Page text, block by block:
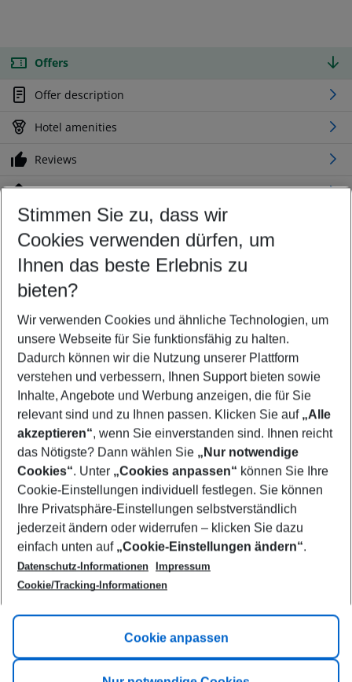
Offers
Offer description
Hotel amenities
Reviews
Location
Customize your offer
Find the perfect deal which suits your best
Your departure airport
Any airport
Select your date range
08/08/26–06/08/27 5-8 nights
Who will travel
2 adults No children
Show more filter
Footer
Footer navigation
Title A
Link A
Stimmen Sie zu, dass wir
Cookies verwenden dürfen, um
Ihnen das beste Erlebnis zu
bieten?
Wir verwenden Cookies und ähnliche Technologien, um
unsere Webseite für Sie funktionsfähig zu halten.
Dadurch können wir die Nutzung unserer Plattform
verstehen und verbessern, Ihnen Support bieten sowie
Inhalte, Angebote und Werbung anzeigen, die für Sie
relevant sind und zu Ihnen passen. Klicken Sie auf „Alle
akzeptieren“, wenn Sie einverstanden sind. Ihnen reicht
das Nötigste? Dann wählen Sie „Nur notwendige
Cookies“. Unter „Cookies anpassen“ können Sie Ihre
Cookie-Einstellungen individuell festlegen. Sie können
Ihre Privatsphäre-Einstellungen selbstverständlich
jederzeit ändern oder widerrufen – klicken Sie dazu
einfach unten auf „Cookie-Einstellungen ändern“.
Datenschutz-Informationen
Impressum
Cookie/Tracking-Informationen
Cookie anpassen